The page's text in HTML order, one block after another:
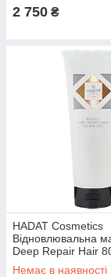
2 750 ₴
HADAT Cosmetics
Відновлювальна
Deep Repair Hair
Немає в наявності